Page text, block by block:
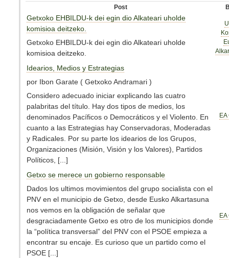
Post
Getxoko EHBILDU-k dei egin dio Alkateari uholde
komisioa deitzeko.
Getxoko EHBILDU-k dei egin dio Alkateari uholde
komisioa deitzeko.
Idearios, Medios y Estrategias
por Ibon Garate ( Getxoko Andramari )
Considero adecuado iniciar explicando las cuatro
palabritas del título. Hay dos tipos de medios, los
denominados Pacíficos o Democráticos y el Violento. En
cuanto a las Estrategias hay Conservadoras, Moderadas
y Radicales. Por su parte los idearios de los Grupos,
Organizaciones (Misión, Visión y los Valores), Partidos
Políticos, [...]
EA
Getxo se merece un gobierno responsable
Dados los ultimos movimientos del grupo socialista con el
PNV en el municipio de Getxo, desde Eusko Alkartasuna
nos vemos en la obligación de señalar que
desgraciadamente Getxo es otro de los municipios donde
la “política transversal” del PNV con el PSOE empieza a
encontrar su encaje. Es curioso que un partido como el
PSOE [...]
EA